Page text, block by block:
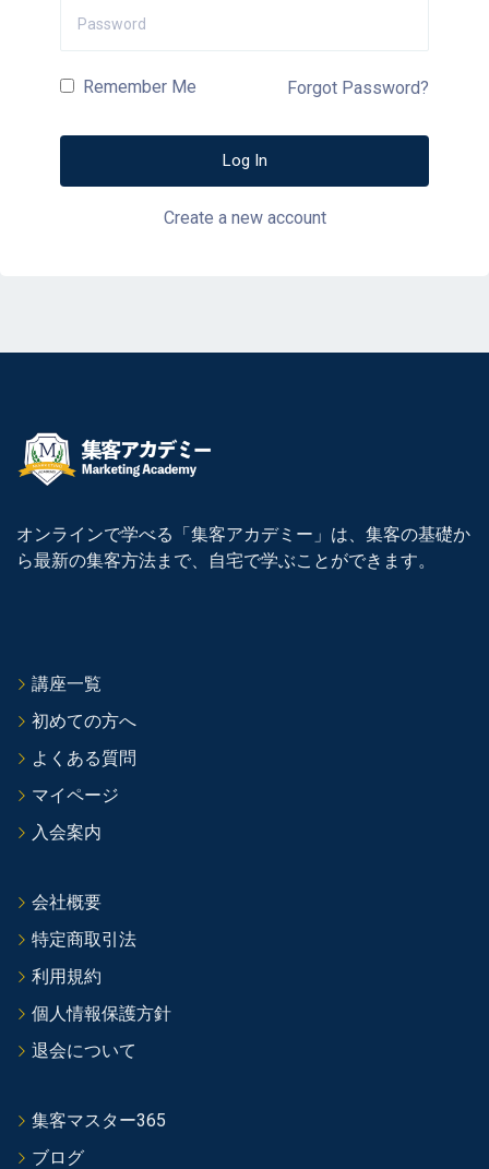
Remember Me Forgot Password?
Create a new account
オンラインで学べる「集客アカデミー」は、集客の基礎か
ら最新の集客方法まで、自宅で学ぶことができます。
講座一覧
初めての方へ
よくある質問
マイページ
入会案内
会社概要
特定商取引法
利用規約
個人情報保護方針
退会について
集客マスター365
ブログ